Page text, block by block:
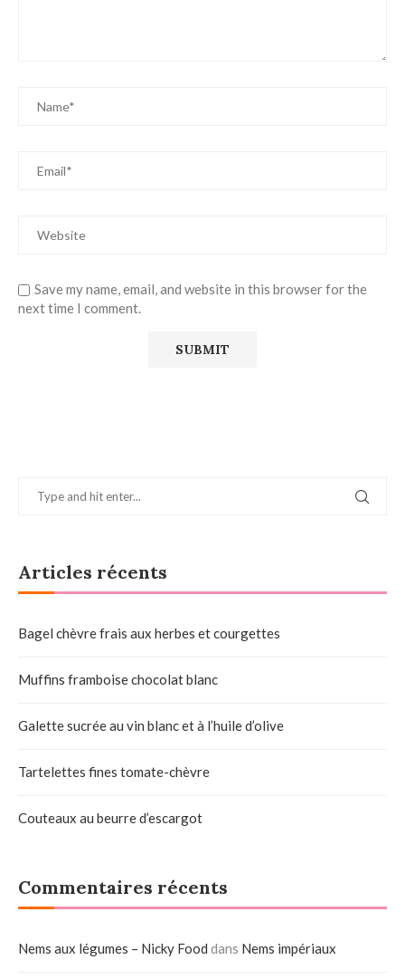
Save my name, email, and website in this browser for the
next time I comment.
Articles récents
Bagel chèvre frais aux herbes et courgettes
Muffins framboise chocolat blanc
Galette sucrée au vin blanc et à l’huile d’olive
Tartelettes fines tomate-chèvre
Couteaux au beurre d’escargot
Commentaires récents
Nems aux légumes – Nicky Food dans Nems impériaux